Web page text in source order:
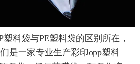
料袋与PE塑料袋的区别所在，
是一家专业生产彩印opp塑料